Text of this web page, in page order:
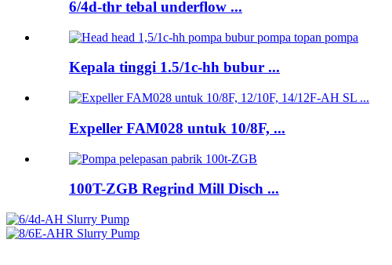
6/4d-thr tebal underflow ...
Kepala tinggi 1.5/1c-hh bubur ...
Expeller FAM028 untuk 10/8F, ...
100T-ZGB Regrind Mill Disch ...